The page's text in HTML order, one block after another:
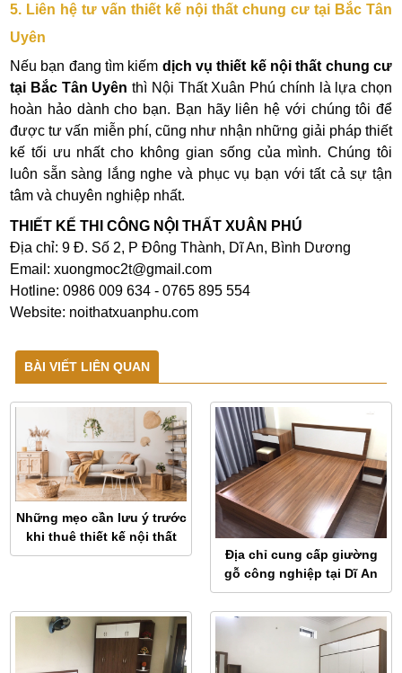
5. Liên hệ tư vấn thiết kế nội thất chung cư tại Bắc Tân
Uyên
Nếu bạn đang tìm kiếm dịch vụ thiết kế nội thất chung cư
tại Bắc Tân Uyên thì Nội Thất Xuân Phú chính là lựa chọn
hoàn hảo dành cho bạn. Bạn hãy liên hệ với chúng tôi để
được tư vấn miễn phí, cũng như nhận những giải pháp thiết
kế tối ưu nhất cho không gian sống của mình. Chúng tôi
luôn sẵn sàng lắng nghe và phục vụ bạn với tất cả sự tận
tâm và chuyên nghiệp nhất.
THIẾT KẾ THI CÔNG NỘI THẤT XUÂN PHÚ
Địa chỉ: 9 Đ. Số 2, P Đông Thành, Dĩ An, Bình Dương
Email: xuongmoc2t@gmail.com
Hotline: 0986 009 634 - 0765 895 554
Website: noithatxuanphu.com
BÀI VIẾT LIÊN QUAN
Những mẹo cần lưu ý trước
khi thuê thiết kế nội thất
Địa chỉ cung cấp giường
gỗ công nghiệp tại Dĩ An